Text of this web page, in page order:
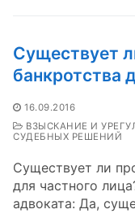
Существует
банкротства
16.09.2016
ВЗЫСКАНИЕ И
СУДЕБНЫХ РЕШЕНИЙ
Существует ли
для частного
адвоката: Да,